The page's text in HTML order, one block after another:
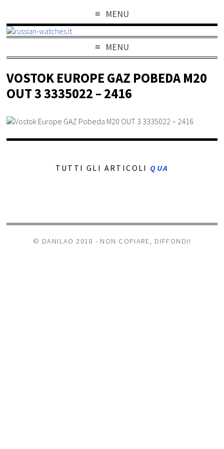
MENU
MENU
VOSTOK EUROPE GAZ POBEDA M20
OUT 3 3335022 – 2416
TUTTI GLI ARTICOLI QUA
© DANILAO 2018 - NON COPIARE, DIFFONDI!